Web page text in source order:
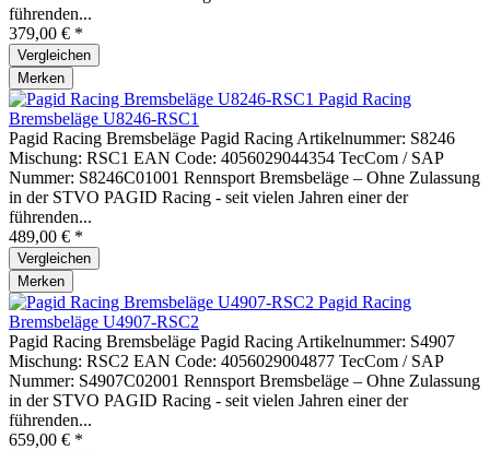
führenden...
379,00 € *
Vergleichen
Merken
Pagid Racing
Bremsbeläge U8246-RSC1
Pagid Racing Bremsbeläge Pagid Racing Artikelnummer: S8246
Mischung: RSC1 EAN Code: 4056029044354 TecCom / SAP
Nummer: S8246C01001 Rennsport Bremsbeläge – Ohne Zulassung
in der STVO PAGID Racing - seit vielen Jahren einer der
führenden...
489,00 € *
Vergleichen
Merken
Pagid Racing
Bremsbeläge U4907-RSC2
Pagid Racing Bremsbeläge Pagid Racing Artikelnummer: S4907
Mischung: RSC2 EAN Code: 4056029004877 TecCom / SAP
Nummer: S4907C02001 Rennsport Bremsbeläge – Ohne Zulassung
in der STVO PAGID Racing - seit vielen Jahren einer der
führenden...
659,00 € *